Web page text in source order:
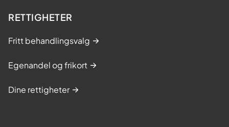
RETTIGHETER
Fritt behandlingsvalg
Egenandel og frikort
Dine rettigheter